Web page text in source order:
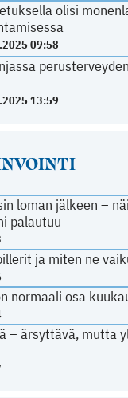
olisi
09:58
13:59
loman jälkeen –
palautuu
ja miten ne
normaali osa
– ärsyttävä, mutta